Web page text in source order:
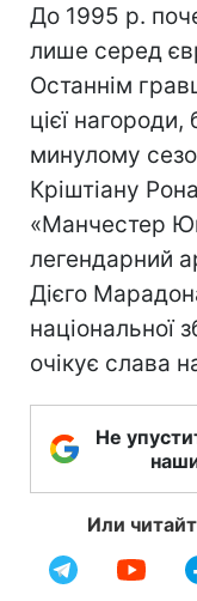
До 1995 р.
лише серед
Останнім
цієї
минулому
Кріштіану
«Манчестер
легендарний
Дієго
національної
очікує слава
Не
Или